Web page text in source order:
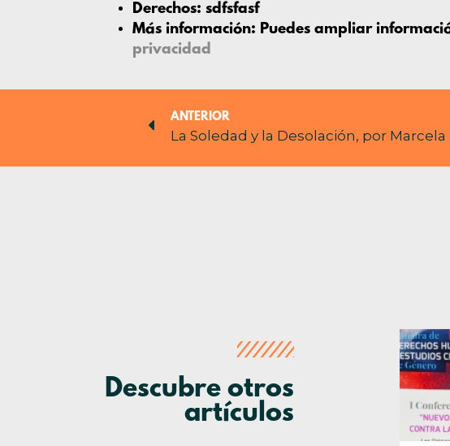
Derechos: sdfsfasf
Más información: Puedes ampliar
privacidad
ANTERIOR
La Soledad y la Desolación, por
Descubre otros
artículos